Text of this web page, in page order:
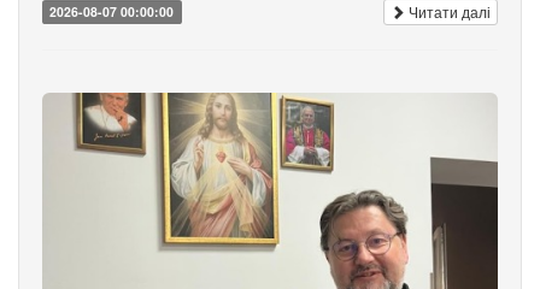
2026-08-07 00:00:00 Читати далі